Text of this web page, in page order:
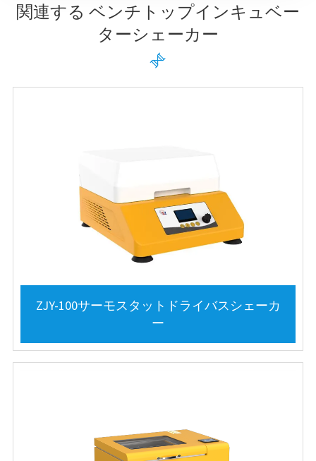
関連する ベンチトップインキュベー
ターシェーカー

ZJY-100サーモスタットドライバスシェーカ
ー